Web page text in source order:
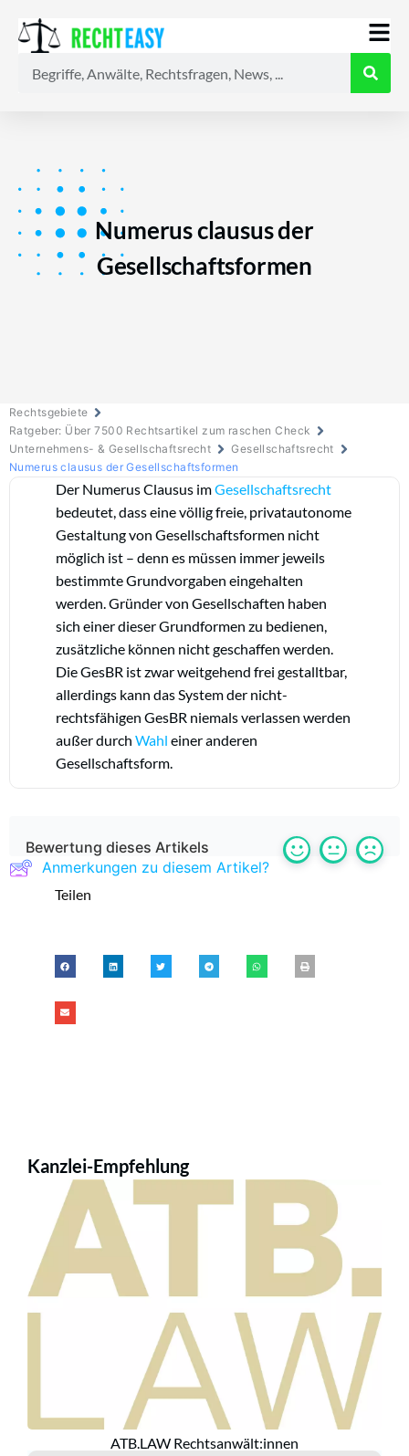
Numerus clausus der
Gesellschaftsformen
Rechtsgebiete
Ratgeber: Über 7500 Rechtsartikel zum raschen Check
Unternehmens- & Gesellschaftsrecht
Gesellschaftsrecht
Numerus clausus der Gesellschaftsformen
Der Numerus Clausus imGesellschaftsrecht
bedeutet, dass eine völlig freie, privatautonome
Gestaltung von Gesellschaftsformen nicht
möglich ist – denn es müssen immer jeweils
bestimmte Grundvorgaben eingehalten
werden. Gründer von Gesellschaften haben
sich einer dieser Grundformen zu bedienen,
zusätzliche können nicht geschaffen werden.
Die GesBR ist zwar weitgehend frei gestalltbar,
allerdings kann das System der nicht-
rechtsfähigen GesBR niemals verlassen werden
außer durch Wahl einer anderen
Gesellschaftsform.
Bewertung dieses Artikels
Anmerkungen zu diesem Artikel?
Teilen
Kanzlei-Empfehlung
ATB.LAW Rechtsanwält:innen